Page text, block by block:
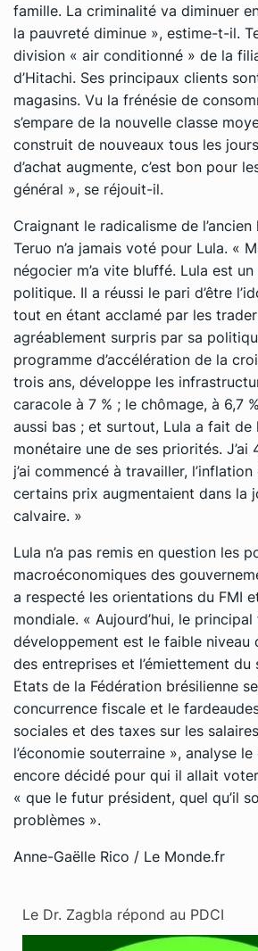
famille. La criminalité va diminuer
la pauvreté diminue », estime-t-il.
division « air conditionné » de la
d’Hitachi. Ses principaux clients
magasins. Vu la frénésie de
s’empare de la nouvelle classe
construit de nouveaux tous les
d’achat augmente, c’est bon pour
général », se réjouit-il.
Craignant le radicalisme de
Teruo n’a jamais voté pour Lula. «
négocier m’a vite bluffé. Lula est
politique. Il a réussi le pari d’être
tout en étant acclamé par les
agréablement surpris par sa
programme d’accélération de la
trois ans, développe les
caracole à 7 % ; le chômage, à 6,7
aussi bas ; et surtout, Lula a fait de
monétaire une de ses priorités. J’ai
j’ai commencé à travailler,
certains prix augmentaient dans la
calvaire. »
Lula n’a pas remis en question les
macroéconomiques des
a respecté les orientations du FMI
mondiale. « Aujourd’hui, le principal
développement est le faible niveau
des entreprises et l’émiettement du
Etats de la Fédération brésilienne
concurrence fiscale et le fardeau
sociales et des taxes sur les
l’économie souterraine », analyse le
encore décidé pour qui il allait
« que le futur président, quel qu’il
problèmes ».
Anne-Gaëlle Rico / Le Monde.fr
Le Dr. Zagbla répond au PDCI